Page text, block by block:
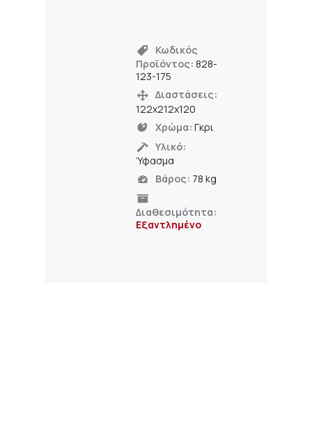
Κωδικός
Προϊόντος:828-
123-175
Διαστάσεις:
122x212x120
Χρώμα:Γκρι
Υλικό:
Ύφασμα
Βάρος: 78 kg
Διαθεσιμότητα:
Εξαντλημένο